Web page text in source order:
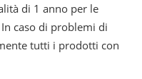
di 1 anno per le
caso di problemi di
tutti i prodotti con